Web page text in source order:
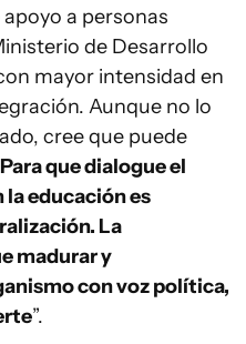
a personas
de Desarrollo
mayor intensidad en
Aunque no lo
cree que puede
Para que dialogue el
educación es
La
madurar y
con voz política,
”.